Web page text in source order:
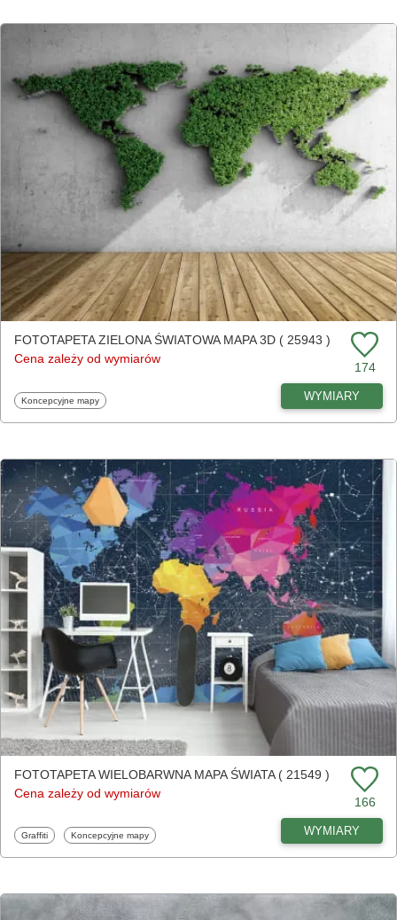
FOTOTAPETA ZIELONA ŚWIATOWA MAPA 3D ( 25943 )
Cena zależy od wymiarów
174
Fototapety
Koncepcyjne mapy WYMIARY
FOTOTAPETA WIELOBARWNA MAPA ŚWIATA ( 21549 )
Cena zależy od wymiarów
166
Fototapety
Graffiti Fototapety
Koncepcyjne mapy WYMIARY